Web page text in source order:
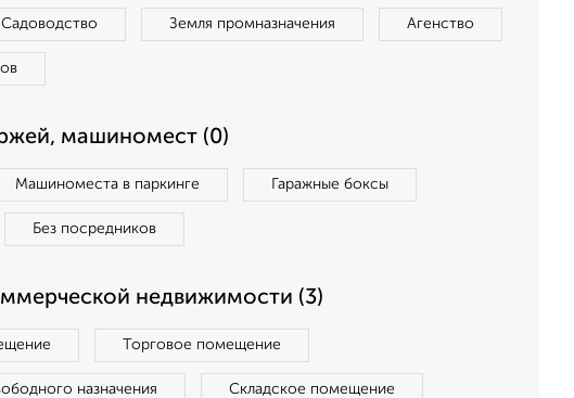
Садоводство Земля промназначения Агенство
машиномест (0)
Машиноместа в паркинге Гаражные боксы
Без посредников
недвижимости (3)
Торговое помещение
назначения Складское помещение